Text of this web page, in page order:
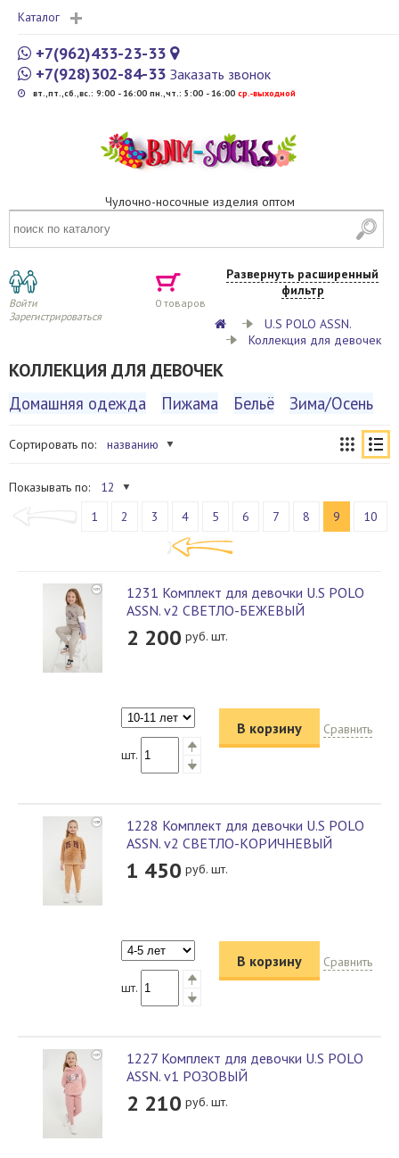
Каталог
+7(962)433-23-33
+7(928)302-84-33 Заказать звонок
вт.,пт.,сб.,вс.: 9:00 - 16:00 пн.,чт.: 5:00 - 16:00 cр.-выходной
Чулочно-носочные изделия оптом
Войти
Зарегистрироваться
0 товаров
Развернуть расширенный
фильтр
U.S POLO ASSN.
Коллекция для девочек
КОЛЛЕКЦИЯ ДЛЯ ДЕВОЧЕК
Домашняя одежда Пижама Бельё Зима/Осень
Сортировать по: названию
Показывать по: 12
1
2 3 4 5 6 7 8 9 10
1231 Комплект для девочки U.S POLO
ASSN. v2 СВЕТЛО-БЕЖЕВЫЙ
2 200 руб. шт.
шт.
В корзину Сравнить
1228 Комплект для девочки U.S POLO
ASSN. v2 СВЕТЛО-КОРИЧНЕВЫЙ
1 450 руб. шт.
шт.
В корзину Сравнить
1227 Комплект для девочки U.S POLO
ASSN. v1 РОЗОВЫЙ
2 210 руб. шт.